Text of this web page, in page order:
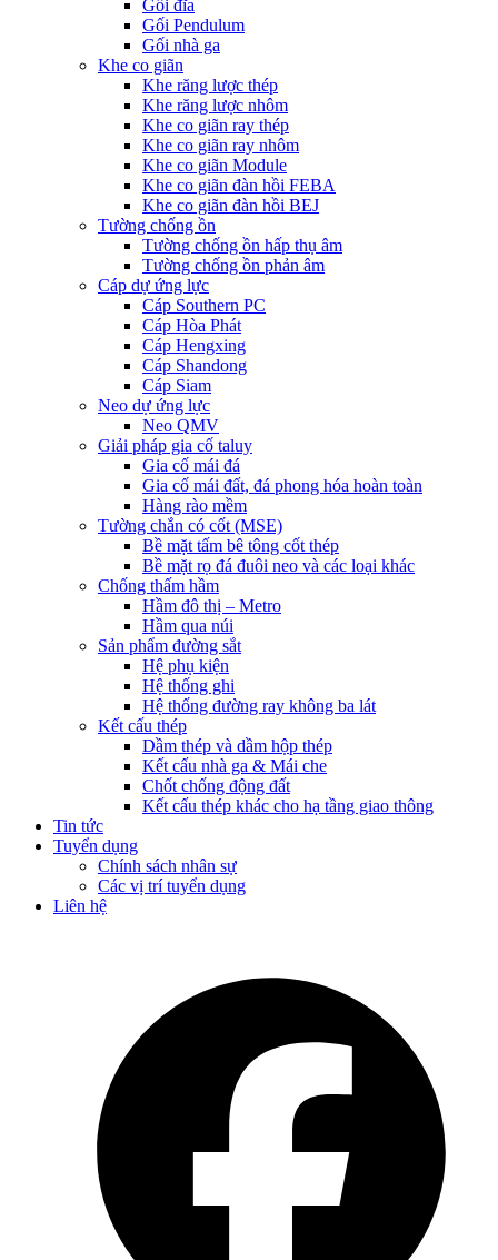
Gối đĩa
Gối Pendulum
Gối nhà ga
Khe co giãn
Khe răng lược thép
Khe răng lược nhôm
Khe co giãn ray thép
Khe co giãn ray nhôm
Khe co giãn Module
Khe co giãn đàn hồi FEBA
Khe co giãn đàn hồi BEJ
Tường chống ồn
Tường chống ồn hấp thụ âm
Tường chống ồn phản âm
Cáp dự ứng lực
Cáp Southern PC
Cáp Hòa Phát
Cáp Hengxing
Cáp Shandong
Cáp Siam
Neo dự ứng lực
Neo QMV
Giải pháp gia cố taluy
Gia cố mái đá
Gia cố mái đất, đá phong hóa hoàn toàn
Hàng rào mềm
Tường chắn có cốt (MSE)
Bề mặt tấm bê tông cốt thép
Bề mặt rọ đá đuôi neo và các loại khác
Chống thấm hầm
Hầm đô thị – Metro
Hầm qua núi
Sản phẩm đường sắt
Hệ phụ kiện
Hệ thống ghi
Hệ thống đường ray không ba lát
Kết cấu thép
Dầm thép và dầm hộp thép
Kết cấu nhà ga & Mái che
Chốt chống động đất
Kết cấu thép khác cho hạ tầng giao thông
Tin tức
Tuyển dụng
Chính sách nhân sự
Các vị trí tuyển dụng
Liên hệ